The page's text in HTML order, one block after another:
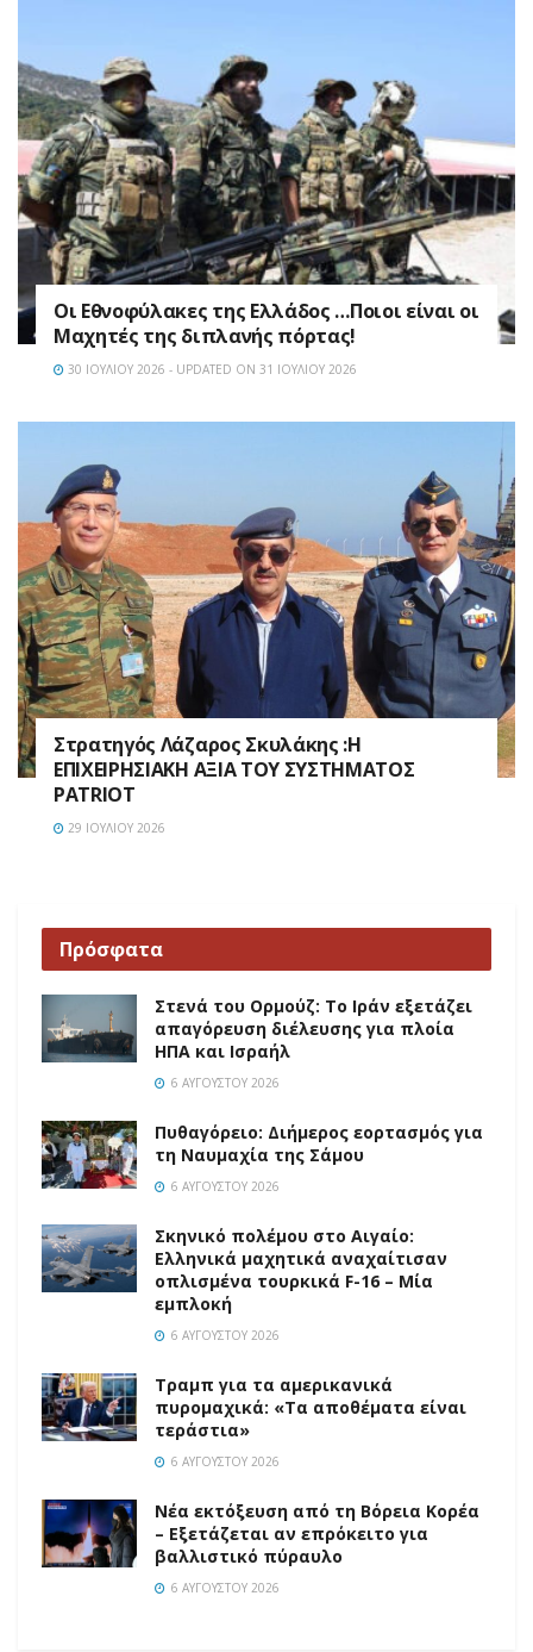
Οι Εθνοφύλακες της Ελλάδος …Ποιοι είναι οι
Μαχητές της διπλανής πόρτας!
30 ΙΟΥΛΊΟΥ 2026 - UPDATED ON 31 ΙΟΥΛΊΟΥ 2026
Στρατηγός Λάζαρος Σκυλάκης :Η
ΕΠΙΧΕΙΡΗΣΙΑΚΗ ΑΞΙΑ ΤΟΥ ΣΥΣΤΗΜΑΤΟΣ
PATRIOT
29 ΙΟΥΛΊΟΥ 2026
Πρόσφατα
Στενά του Ορμούζ: Το Ιράν εξετάζει
απαγόρευση διέλευσης για πλοία
ΗΠΑ και Ισραήλ
6 ΑΥΓΟΎΣΤΟΥ 2026
Πυθαγόρειο: Διήμερος εορτασμός για
τη Ναυμαχία της Σάμου
6 ΑΥΓΟΎΣΤΟΥ 2026
Σκηνικό πολέμου στο Αιγαίο:
Ελληνικά μαχητικά αναχαίτισαν
οπλισμένα τουρκικά F-16 – Μία
εμπλοκή
6 ΑΥΓΟΎΣΤΟΥ 2026
Τραμπ για τα αμερικανικά
πυρομαχικά: «Τα αποθέματα είναι
τεράστια»
6 ΑΥΓΟΎΣΤΟΥ 2026
Νέα εκτόξευση από τη Βόρεια Κορέα
– Εξετάζεται αν επρόκειτο για
βαλλιστικό πύραυλο
6 ΑΥΓΟΎΣΤΟΥ 2026